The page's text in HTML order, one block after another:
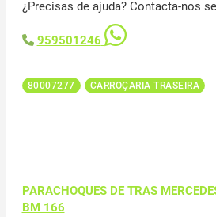
¿Precisas de ajuda? Contacta-nos
959501246
80007277 CARROÇARIA TRASEIRA
PARACHOQUES DE TRAS
BM 166